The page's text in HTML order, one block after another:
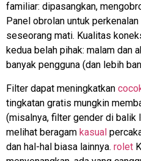
familiar: dipasangkan,
Panel obrolan untuk
seseorang mati. Kualitas
kedua belah pihak: malam dan
banyak pengguna (dan lebih
Filter dapat meningkatkan
tingkatan gratis mungkin
(misalnya, filter gender di balik
melihat beragam kasual
dan hal-hal biasa lainnya. rolet